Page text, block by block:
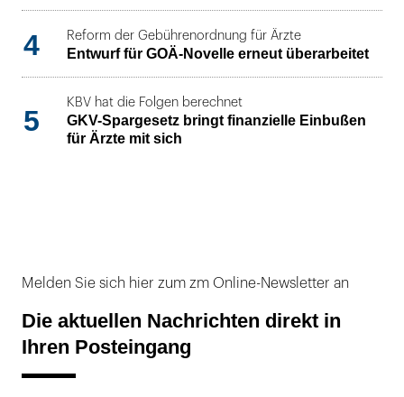
4 Reform der Gebührenordnung für Ärzte
Entwurf für GOÄ-Novelle erneut überarbeitet
5
KBV hat die Folgen berechnet
GKV-Spargesetz bringt finanzielle Einbußen
für Ärzte mit sich
Melden Sie sich hier zum zm Online-Newsletter an
Die aktuellen Nachrichten direkt in
Ihren Posteingang